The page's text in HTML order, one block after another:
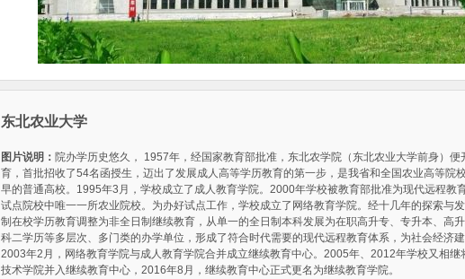
东北农业大学
图片说明： 院办学历史悠久， 1957年，经国家教育部批准，东北农学院（东北农业大学前身）便
育，首批招收了54名函授生，迈出了发展成人高等学历教育的第一步，是我省和全国农业高等院
早的普通高校。1995年3月，学校成立了成人教育学院。2000年学校被教育部批准为现代远程教
试点院校中唯一一所农业院校。为办好试点工作，学校成立了网络教育学院。经十几年的探索与
制在校学历教育调整为非全日制继续教育，从单一的全日制本科发展为在职高升专、专升本、高
科二学历等多层次、多门类的办学单位，形成了符合时代需要的现代远程教育体系，为社会经济建
2003年2月，网络教育学院与成人教育学院合并成立继续教育中心。2005年、2012年学校又相继
技术学院并入继续教育中心，2016年8月，继续教育中心正式更名为继续教育学院。